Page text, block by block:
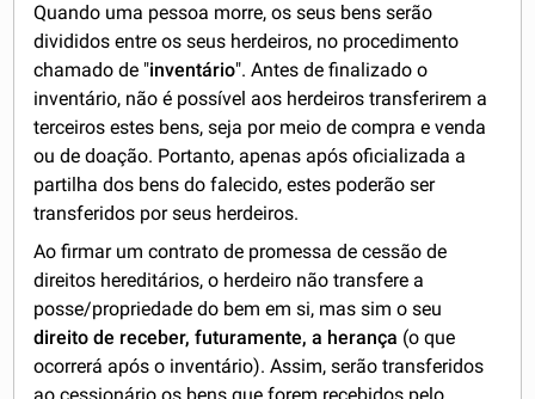
Quando uma pessoa morre, os seus bens serão
divididos entre os seus herdeiros, no procedimento
chamado de "inventário". Antes de finalizado o
inventário, não é possível aos herdeiros transferirem a
terceiros estes bens, seja por meio de compra e venda
ou de doação. Portanto, apenas após oficializada a
partilha dos bens do falecido, estes poderão ser
transferidos por seus herdeiros.
Ao firmar um contrato de promessa de cessão de
direitos hereditários, o herdeiro não transfere a
posse/propriedade do bem em si, mas sim o seu
direito de receber, futuramente, a herança (o que
ocorrerá após o inventário). Assim, serão transferidos